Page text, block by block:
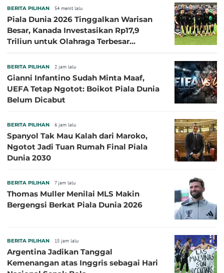
BERITA PILIHAN 54 menit lalu
Piala Dunia 2026 Tinggalkan Warisan
Besar, Kanada Investasikan Rp17,9
Triliun untuk Olahraga Terbesar
BERITA PILIHAN 2 jam lalu
Gianni Infantino Sudah Minta Maaf,
UEFA Tetap Ngotot: Boikot Piala Dunia
Belum Dicabut
BERITA PILIHAN 6 jam lalu
Spanyol Tak Mau Kalah dari Maroko,
Ngotot Jadi Tuan Rumah Final Piala
Dunia 2030
BERITA PILIHAN 7 jam lalu
Thomas Muller Menilai MLS Makin
Bergengsi Berkat Piala Dunia 2026
BERITA PILIHAN 15 jam lalu
Argentina Jadikan Tanggal
Kemenangan atas Inggris sebagai Hari